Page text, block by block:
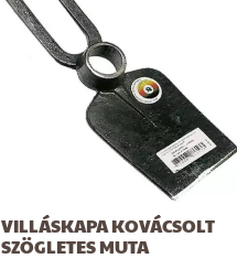
VILLÁSKAPA KOVÁCSOLT
SZÖGLETES MUTA